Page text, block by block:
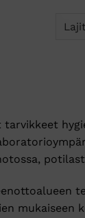
mukaiseen